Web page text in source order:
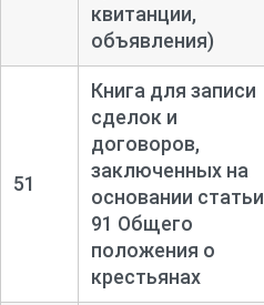
квитанции,
объявления)
51
Книга для записи
сделок и
договоров,
заключенных на
основании статьи
91 Общего
положения о
крестьянах